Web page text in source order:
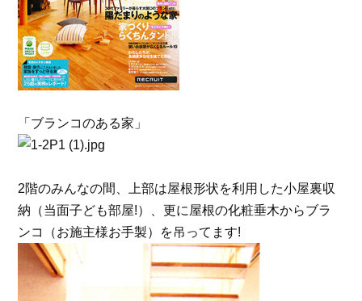
「ブランコのある家」
2階のみんなの間、上部は屋根形状を利用した小屋裏収
納（当面子ども部屋!）、更に屋根の化粧垂木からブラ
ンコ（お施主様お手製）を吊ってます!